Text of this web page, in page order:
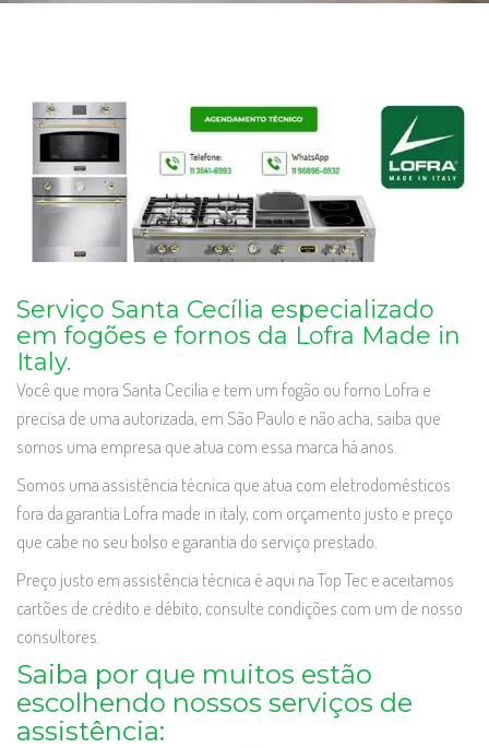
Serviço Santa Cecília especializado
em fogões e fornos da Lofra Made in
Italy.
Você que mora Santa Cecília e tem um fogão ou forno Lofra e
precisa de uma autorizada, em São Paulo e não acha, saiba que
somos uma empresa que atua com essa marca há anos.
Somos uma assistência técnica que atua com eletrodomésticos
fora da garantia Lofra made in italy, com orçamento justo e preço
que cabe no seu bolso e garantia do serviço prestado.
Preço justo em assistência técnica é aqui na Top Tec e aceitamos
cartões de crédito e débito, consulte condições com um de nosso
consultores.
Saiba por que muitos estão
escolhendo nossos serviços de
assistência: